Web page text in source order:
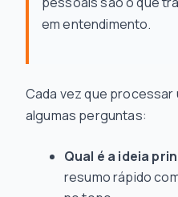
em entendimento.
Cada vez que processar
algumas perguntas:
Qual é a ideia
resumo rápido